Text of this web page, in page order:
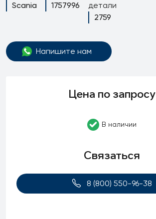
Scania
1757996
детали
2759
Напишите нам
Цена по запросу
В наличии
Связаться
8 (800) 550-96-38